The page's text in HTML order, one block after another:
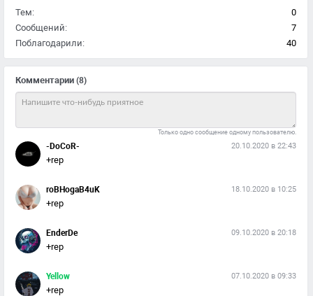
Комментарии (8)
Только одно сообщение одному пользователю.
-DoCoR- 20.10.2020 в 22:43
+rep
roBHogaB4uK 18.10.2020 в 10:25
+rep
EnderDe 09.10.2020 в 20:18
+rep
Yellow 07.10.2020 в 09:33
+rep
Тем:
0
Сообщений:
7
Поблагодарили:
40